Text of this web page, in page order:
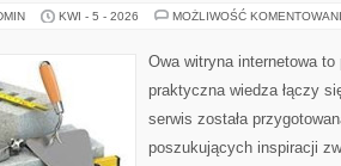
KWI - 5 - 2026 MOŻLIWOŚĆ
Owa witryna internetowa
praktyczna wiedza łączy
serwis została
poszukujących inspiracji